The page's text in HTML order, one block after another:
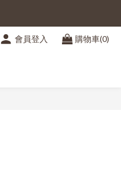
會員登入 購物車(0)